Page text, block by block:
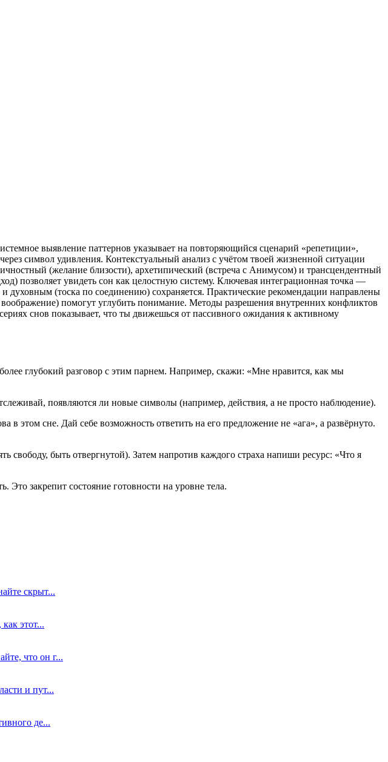
выявление паттернов указывает на повторяющийся сценарий «репетиции»,
символ удивления. Контекстуальный анализ с учётом твоей жизненной ситуации
(желание близости), архетипический (встреча с Анимусом) и трансцендентный
позволяет увидеть сон как целостную систему. Ключевая интеграционная точка —
духовным (тоска по соединению) сохраняется. Практические рекомендации направлены
помогут углубить понимание. Методы разрешения внутренних конфликтов
снов показывает, что ты движешься от пассивного ожидания к активному
глубокий разговор с этим парнем. Например, скажи: «Мне нравится, как мы
появляются ли новые символы (например, действия, а не просто наблюдение).
в этом сне. Дай себе возможность ответить на его предложение не «ага», а развёрнуто.
свободу, быть отвергнутой). Затем напротив каждого страха напиши ресурс: «Что я
Это закрепит состояние готовности на уровне тела.
скрыт...
этот...
что он г...
и пут...
де...